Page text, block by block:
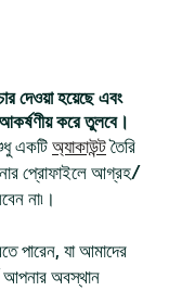
দেওয়া হয়েছে এবং
করে তুলবে।
একটি অ্যাকাউন্টতৈরি
প্রোফাইলে আগ্রহ/
না৷।
পারেন, যা আমাদের
আপনার অবস্থান